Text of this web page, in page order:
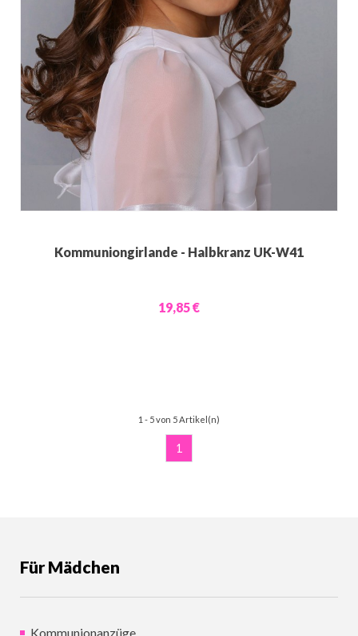
Kommuniongirlande - Halbkranz UK-W41
19,85 €
1 - 5 von 5 Artikel(n)
1
Für Mädchen
Kommunionanzüge